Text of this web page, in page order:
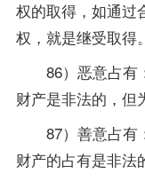
权的取得，如通过
权，就是继受取得。
86）恶意占有
财产是非法的，但
87）善意占有
财产的占有是非法